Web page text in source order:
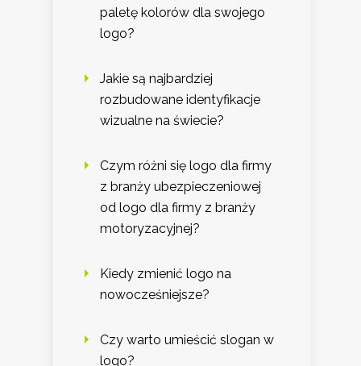
paletę kolorów dla swojego
logo?
Jakie są najbardziej
rozbudowane identyfikacje
wizualne na świecie?
Czym różni się logo dla firmy
z branży ubezpieczeniowej
od logo dla firmy z branży
motoryzacyjnej?
Kiedy zmienić logo na
nowocześniejsze?
Czy warto umieścić slogan w
logo?